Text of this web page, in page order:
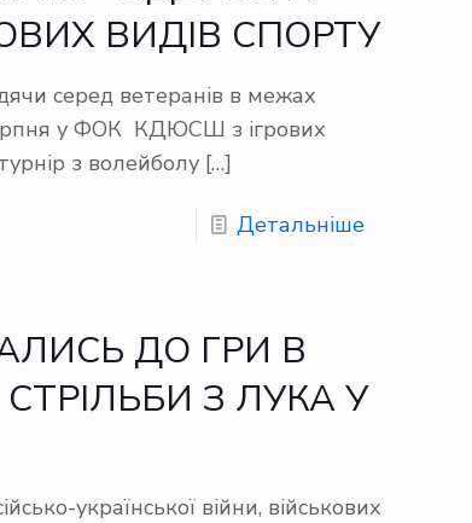
ВИДІВ СПОРТУ
серед ветеранів в межах
у ФОК КДЮСШ з ігрових
з волейболу[…]
Детальніше
ДО ГРИ В
З ЛУКА У
української війни, військових